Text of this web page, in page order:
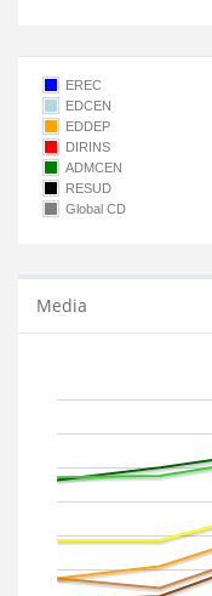
EREC
EDCEN
EDDEP
DIRINS
ADMCEN
RESUD
Global CD
Media